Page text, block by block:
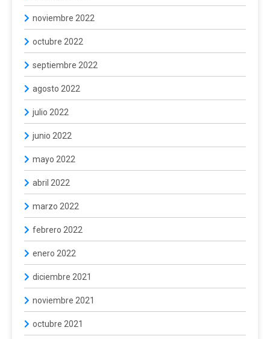
noviembre 2022
octubre 2022
septiembre 2022
agosto 2022
julio 2022
junio 2022
mayo 2022
abril 2022
marzo 2022
febrero 2022
enero 2022
diciembre 2021
noviembre 2021
octubre 2021